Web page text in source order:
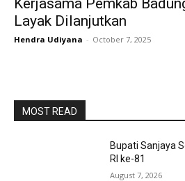
Layak Dilanjutkan
Hendra Udiyana - October 7, 2025
MOST READ
Bupati Sanjaya
RI ke-81
August 7, 2026